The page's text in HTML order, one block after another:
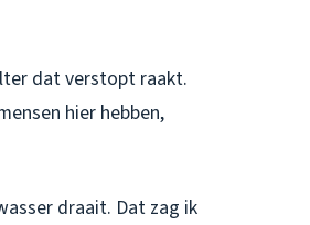
dat verstopt raakt.
hier hebben,
draait. Dat zag ik